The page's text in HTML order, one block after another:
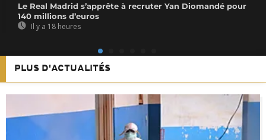
Le Real Madrid s’apprête à recruter Yan Diomandé pour
140 millions d’euros
Il y a 18 heures
PLUS D'ACTUALITÉS